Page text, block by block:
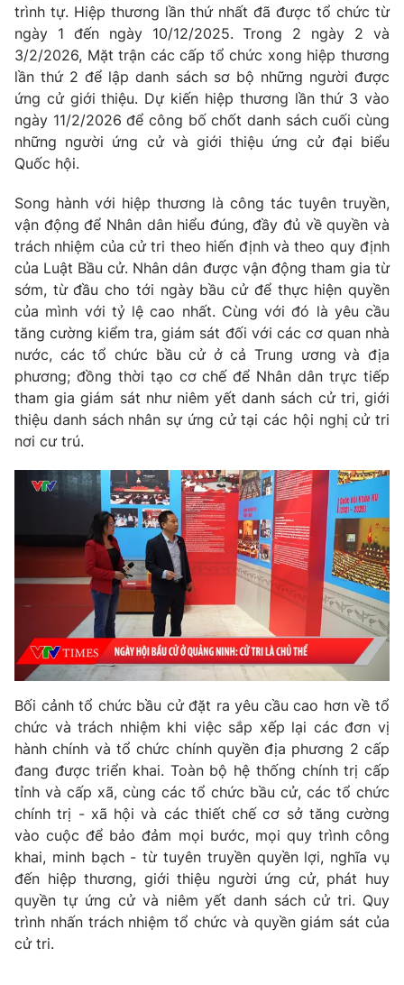
VTV Sức khoẻ Bất động sản
Thị trường 24h Tấm lòng Việt
VTV4 Vươn mình bằng AI
Liên hệ tòa soạn English
THỜI BÁO VTV
Theo dõi báo trên
Cơ quan chủ quản:
Giấy phép hoạt động báo in và báo điện tử số 483/GP-BTTTT
cấp ngày 29/12/2023
Tổng Biên tập:Vũ Thanh Thủy
Phó Tổng Biên tập:Nguyễn Thị Mỹ Hạnh, Phạm Quốc Thắng,
Nguyễn Trọng Ninh
Tổng đài VTV: 024.38 355 931 - 024.38 355 932
Ðiện thoại Thời báo VTV:
024.66 897 897
Email:toasoan@vtv.vn
Liên hệ quảng cáo:
024-7300.7108
® Cấm sao chép dưới mọi hình thức nếu không có sự chấp
thuận bằng văn bản. Ghi rõ nguồn VTV.vn khi phát hành lại
trình tự. Hiệp thương lần thứ nhất đã được tổ chức từ
ngày 1 đến ngày 10/12/2025. Trong 2 ngày 2 và
3/2/2026, Mặt trận các cấp tổ chức xong hiệp thương
lần thứ 2 để lập danh sách sơ bộ những người được
ứng cử giới thiệu. Dự kiến hiệp thương lần thứ 3 vào
ngày 11/2/2026 để công bố chốt danh sách cuối cùng
những người ứng cử và giới thiệu ứng cử đại biểu
Quốc hội.
Song hành với hiệp thương là công tác tuyên truyền,
vận động để Nhân dân hiểu đúng, đầy đủ về quyền và
trách nhiệm của cử tri theo hiến định và theo quy định
của Luật Bầu cử. Nhân dân được vận động tham gia từ
sớm, từ đầu cho tới ngày bầu cử để thực hiện quyền
của mình với tỷ lệ cao nhất. Cùng với đó là yêu cầu
tăng cường kiểm tra, giám sát đối với các cơ quan nhà
nước, các tổ chức bầu cử ở cả Trung ương và địa
phương; đồng thời tạo cơ chế để Nhân dân trực tiếp
tham gia giám sát như niêm yết danh sách cử tri, giới
thiệu danh sách nhân sự ứng cử tại các hội nghị cử tri
nơi cư trú.
Bối cảnh tổ chức bầu cử đặt ra yêu cầu cao hơn về tổ
chức và trách nhiệm khi việc sắp xếp lại các đơn vị
hành chính và tổ chức chính quyền địa phương 2 cấp
đang được triển khai. Toàn bộ hệ thống chính trị cấp
tỉnh và cấp xã, cùng các tổ chức bầu cử, các tổ chức
chính trị - xã hội và các thiết chế cơ sở tăng cường
vào cuộc để bảo đảm mọi bước, mọi quy trình công
khai, minh bạch - từ tuyên truyền quyền lợi, nghĩa vụ
đến hiệp thương, giới thiệu người ứng cử, phát huy
quyền tự ứng cử và niêm yết danh sách cử tri. Quy
trình nhấn trách nhiệm tổ chức và quyền giám sát của
cử tri.